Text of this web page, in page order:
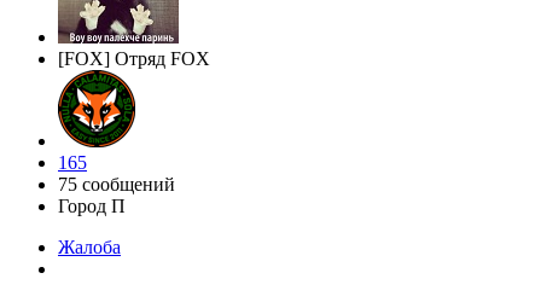
[FOX] Отряд FOX
165
75 сообщений
Город П
Жалоба